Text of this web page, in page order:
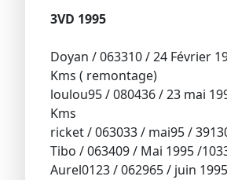
3VD 1995
Doyan / 063310 / 24 Février
Kms ( remontage)
loulou95 / 080436 / 23 mai
Kms
ricket / 063033 / mai95 /
Tibo / 063409 / Mai 1995 /
Aurel0123 / 062965 / juin 1995